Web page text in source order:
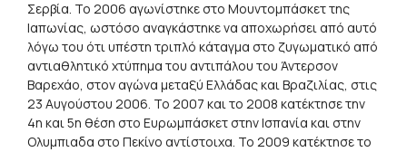
Σερβία. Το 2006 αγωνίστηκε στο Μουντομπάσκετ της
Ιαπωνίας, ωστόσο αναγκάστηκε να αποχωρήσει από αυτό
λόγω του ότι υπέστη τριπλό κάταγμα στο ζυγωματικό από
αντιαθλητικό χτύπημα του αντιπάλου του Άντερσον
Βαρεχάο, στον αγώνα μεταξύ Ελλάδας και Βραζιλίας, στις
23 Αυγούστου 2006. Το 2007 και το 2008 κατέκτησε την
4η και 5η θέση στο Ευρωμπάσκετ στην Ισπανία και στην
Ολυμπιαδα στο Πεκίνο αντίστοιχα. Το 2009 κατέκτησε το